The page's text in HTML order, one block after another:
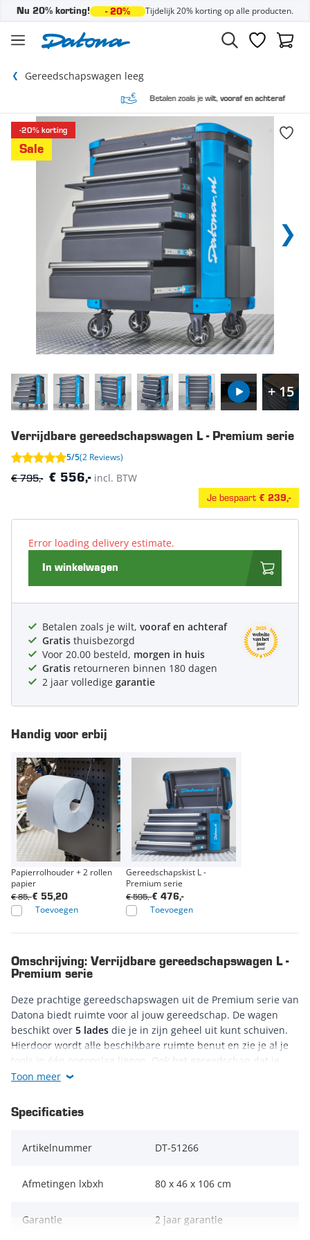
Nu 20% korting! - 20% Tijdelijk 20% korting op alle producten.
Verlanglijst
Gereedschapswagen leeg
Betalen zoals je wilt,vooraf en achteraf
-20% korting
Sale
+ 15
Verrijdbare gereedschapswagen L - Premium serie
5/5(2 Reviews)
€ 795,- € 556,- incl. BTW
Je bespaart € 239,-
Error loading delivery estimate.
In winkelwagen
Betalen zoals je wilt, vooraf en achteraf
Gratis thuisbezorgd
Voor 20.00 besteld, morgen in huis
Gratis retourneren binnen 180 dagen
2 jaar volledige garantie
Handig voor erbij
Papierrolhouder + 2 rollen
papier
€ 55,20
€ 85,-
Toevoegen
Gereedschapskist L -
Premium serie
€ 476,-
€ 595,-
Toevoegen
Omschrijving: Verrijdbare gereedschapswagen L -
Premium serie
Deze prachtige gereedschapswagen uit de Premium serie van
Datona biedt ruimte voor al jouw gereedschap. De wagen
beschikt over 5 lades die je in zijn geheel uit kunt schuiven.
Hierdoor wordt alle beschikbare ruimte benut en zie je al je
tools in één oogopslag liggen. Ook het gereedschap dat je
achterin de lades legt, kun je goed bereiken. De verrijdbare
werkplaats . Dit is te danken aan de twee vaste wielen en de
twee zwenkwielen. Positioneer de gereedschapswagen naast
verrijdbare gereedschapswagen als deze is onmisbaar in
afsluiten. Hierdoor is het mogelijk om je tools zorgeloos
Toon meer
Specificaties
Artikelnummer DT-51266
Afmetingen lxbxh 80 x 46 x 106 cm
Garantie 2 jaar garantie